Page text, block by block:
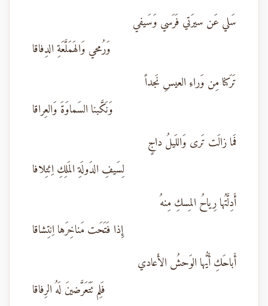
سَلي عَن سيرَتي فَرَسي وَسَيفي
وَرُمحي وَالهَمَلَّعَةِ الدِفاقا
تَرَكنا مِن وَراءِ العيسِ نَجداً
وَنَكَّبنا السَماوَةَ وَالعِراقا
فَما زالَت تَرى وَاللَيلُ داجٍ
لِسَيفِ الدَولَةِ المَلِكِ اِئتِلافا
أَدِلَّتُها رِياحُ المِسكِ مِنهُ
إِذا فَتَحَت مَناخِرَها اِنتِشاقا
أَباحَكِ أَيُّها الوَحشُ الأَعادي
فَلِم تَتَعَرَّضينَ لَهُ الرِفاقا